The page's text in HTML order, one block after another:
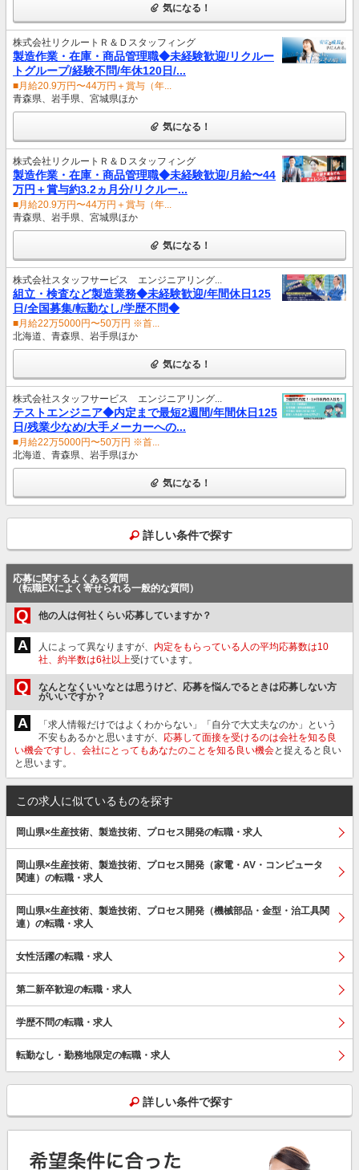
気になる！
株式会社リクルートＲ＆Ｄスタッフィング
製造作業・在庫・商品管理職◆未経験歓迎/リクルー
トグループ/経験不問/年休120日/...
■月給20.9万円〜44万円＋賞与（年...
青森県、岩手県、宮城県ほか
気になる！
株式会社リクルートＲ＆Ｄスタッフィング
製造作業・在庫・商品管理職◆未経験歓迎/月給〜44
万円＋賞与約3.2ヵ月分/リクルー...
■月給20.9万円〜44万円＋賞与（年...
青森県、岩手県、宮城県ほか
気になる！
株式会社スタッフサービス エンジニアリング...
組立・検査など製造業務◆未経験歓迎/年間休日125
日/全国募集/転勤なし/学歴不問◆
■月給22万5000円〜50万円 ※首...
北海道、青森県、岩手県ほか
気になる！
株式会社スタッフサービス エンジニアリング...
テストエンジニア◆内定まで最短2週間/年間休日125
日/残業少なめ/大手メーカーへの...
■月給22万5000円〜50万円 ※首...
北海道、青森県、岩手県ほか
気になる！
詳しい条件で探す
応募に関するよくある質問
（転職EXによく寄せられる一般的な質問）
Q 他の人は何社くらい応募していますか？
A 人によって異なりますが、 内定をもらっている人の平均応募数は10
社、約半数は6社以上受けています。
Q
なんとなくいいなとは思うけど、応募を悩んでるときは応募しない方
がいいですか？
A
「求人情報だけではよくわからない」「自分で大丈夫なのか」という
不安もあるかと思いますが、 応募して面接を受けるのは会社を知る良
い機会ですし、会社にとってもあなたのことを知る良い機会と捉えると良い
と思います。
この求人に似ているものを探す
岡山県×生産技術、製造技術、プロセス開発の転職・求人
岡山県×生産技術、製造技術、プロセス開発（家電・AV・コンピュータ
関連）の転職・求人
岡山県×生産技術、製造技術、プロセス開発（機械部品・金型・治工具関
連）の転職・求人
女性活躍の転職・求人
第二新卒歓迎の転職・求人
学歴不問の転職・求人
転勤なし・勤務地限定の転職・求人
詳しい条件で探す